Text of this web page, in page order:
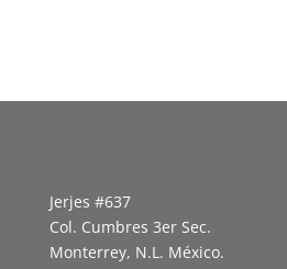
Jerjes #637
Col. Cumbres 3er Sec.
Monterrey, N.L. México.